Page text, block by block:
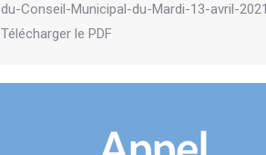
du-Conseil-Municipal-du-Mardi-13-avril-2021
Télécharger le PDF